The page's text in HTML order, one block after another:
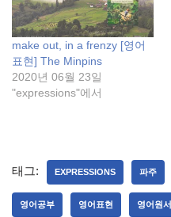
make out, in a frenzy [영어
표현] The Minpins
2020년 06월 23일
"expressions"에서
태그: EXPRESSIONS 파주
영어공부 영어표현 영어원서